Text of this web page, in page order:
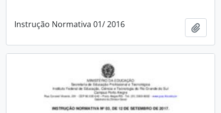
Instrução Normativa 01/ 2016